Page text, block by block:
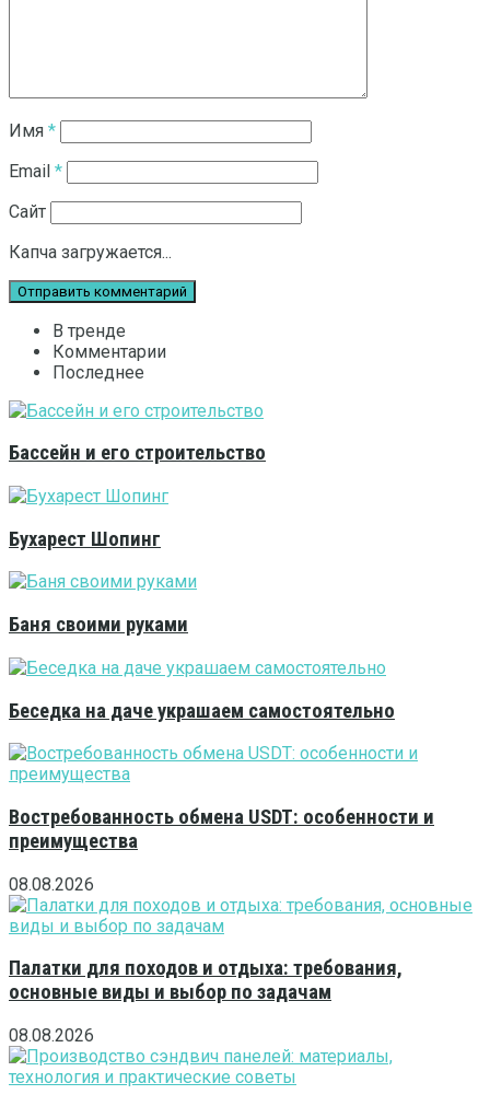
Имя *
Email *
Сайт
Капча загружается...
В тренде
Комментарии
Последнее
Бассейн и его строительство
Бухарест Шопинг
Баня своими руками
Беседка на даче украшаем самостоятельно
Востребованность обмена USDT: особенности и
преимущества
08.08.2026
Палатки для походов и отдыха: требования,
основные виды и выбор по задачам
08.08.2026